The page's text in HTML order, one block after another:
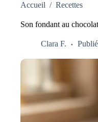
Accueil / Recettes
Son fondant au
Clara F.